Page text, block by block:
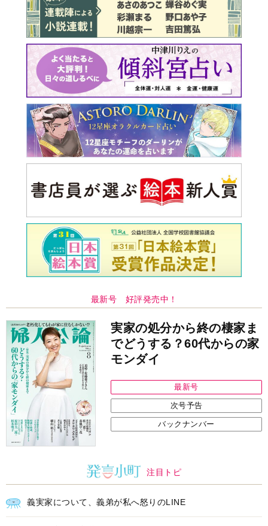
最新号 好評発売中！
実家の処分から終の棲家ま
でどうする？60代からの家
モンダイ
最新号
次号予告
バックナンバー
注目トピ
義実家について、義弟が私へ怒りのLINE